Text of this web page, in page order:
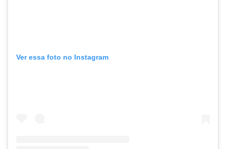
Ver essa foto no Instagram